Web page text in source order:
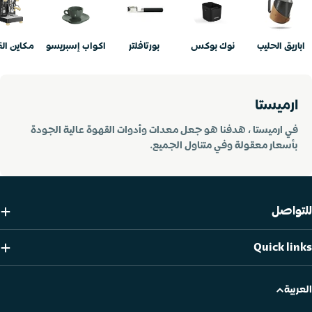
اباريق الحليب نوك بوكس بورتافلتر اكواب إسبريسو مكاين
ارميستا
في ارميستا ، هدفنا هو جعل معدات وأدوات القهوة عالية الجودة
بأسعار معقولة وفي متناول الجميع.
للتواصل
Quick links
لالعربية